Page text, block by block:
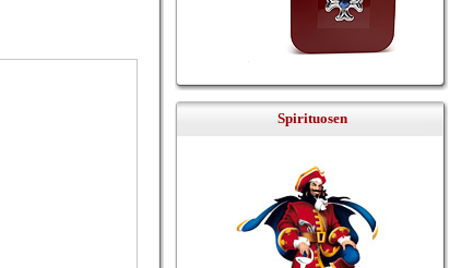
Spirituosen